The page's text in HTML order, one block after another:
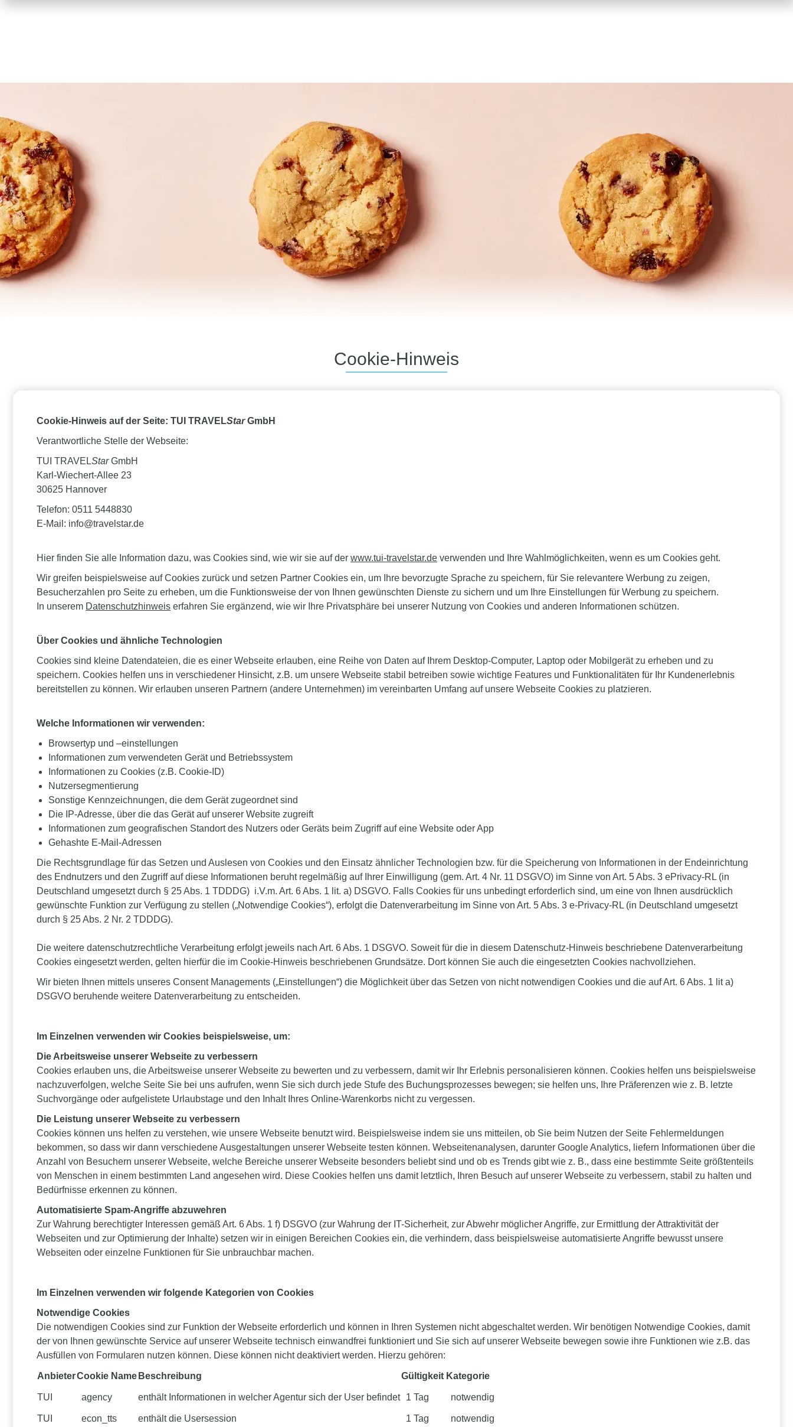
Cookie-Hinweis
Cookie-Hinweis auf der Seite: TUI TRAVELStarGmbH
Verantwortliche Stelle der Webseite:
TUI TRAVELStarGmbH
Karl-Wiechert-Allee 23
30625 Hannover
Telefon: 0511 5448830
E-Mail: info@travelstar.de
Hier finden Sie alle Information dazu, was Cookies sind, wie wir sie auf der www.tui-travelstar.de verwenden und Ihre Wahlmöglichkeiten, wenn es um Cookies geht.
Wir greifen beispielsweise auf Cookies zurück und setzen Partner Cookies ein, um Ihre bevorzugte Sprache zu speichern, für Sie relevantere Werbung zu zeigen,
Besucherzahlen pro Seite zu erheben, um die Funktionsweise der von Ihnen gewünschten Dienste zu sichern und um Ihre Einstellungen für Werbung zu speichern.
In unserem Datenschutzhinweis erfahren Sie ergänzend, wie wir Ihre Privatsphäre bei unserer Nutzung von Cookies und anderen Informationen schützen.
Über Cookies und ähnliche Technologien
Cookies sind kleine Datendateien, die es einer Webseite erlauben, eine Reihe von Daten auf Ihrem Desktop-Computer, Laptop oder Mobilgerät zu erheben und zu
speichern. Cookies helfen uns in verschiedener Hinsicht, z.B. um unsere Webseite stabil betreiben sowie wichtige Features und Funktionalitäten für Ihr Kundenerlebnis
bereitstellen zu können. Wir erlauben unseren Partnern (andere Unternehmen) im vereinbarten Umfang auf unsere Webseite Cookies zu platzieren.
Welche Informationen wir verwenden:
Browsertyp und –einstellungen
Informationen zum verwendeten Gerät und Betriebssystem
Informationen zu Cookies (z.B. Cookie-ID)
Nutzersegmentierung
Sonstige Kennzeichnungen, die dem Gerät zugeordnet sind
Die IP-Adresse, über die das Gerät auf unserer Website zugreift
Informationen zum geografischen Standort des Nutzers oder Geräts beim Zugriff auf eine Website oder App
Gehashte E-Mail-Adressen
Die Rechtsgrundlage für das Setzen und Auslesen von Cookies und den Einsatz ähnlicher Technologien bzw. für die Speicherung von Informationen in der Endeinrichtung
des Endnutzers und den Zugriff auf diese Informationen beruht regelmäßig auf Ihrer Einwilligung (gem. Art. 4 Nr. 11 DSGVO) im Sinne von Art. 5 Abs. 3 ePrivacy-RL (in
Deutschland umgesetzt durch § 25 Abs. 1 TDDDG) i.V.m. Art. 6 Abs. 1 lit. a) DSGVO. Falls Cookies für uns unbedingt erforderlich sind, um eine von Ihnen ausdrücklich
gewünschte Funktion zur Verfügung zu stellen („Notwendige Cookies“), erfolgt die Datenverarbeitung im Sinne von Art. 5 Abs. 3 e-Privacy-RL (in Deutschland umgesetzt
durch § 25 Abs. 2 Nr. 2 TDDDG).
Die weitere datenschutzrechtliche Verarbeitung erfolgt jeweils nach Art. 6 Abs. 1 DSGVO. Soweit für die in diesem Datenschutz-Hinweis beschriebene Datenverarbeitung
Cookies eingesetzt werden, gelten hierfür die im Cookie-Hinweis beschriebenen Grundsätze. Dort können Sie auch die eingesetzten Cookies nachvollziehen.
Wir bieten Ihnen mittels unseres Consent Managements („Einstellungen“) die Möglichkeit über das Setzen von nicht notwendigen Cookies und die auf Art. 6 Abs. 1 lit a)
DSGVO beruhende weitere Datenverarbeitung zu entscheiden.
Im Einzelnen verwenden wir Cookies beispielsweise, um:
Die Arbeitsweise unserer Webseite zu verbessern
Cookies erlauben uns, die Arbeitsweise unserer Webseite zu bewerten und zu verbessern, damit wir Ihr Erlebnis personalisieren können. Cookies helfen uns beispielsweise
nachzuverfolgen, welche Seite Sie bei uns aufrufen, wenn Sie sich durch jede Stufe des Buchungsprozesses bewegen; sie helfen uns, Ihre Präferenzen wie z. B. letzte
Suchvorgänge oder aufgelistete Urlaubstage und den Inhalt Ihres Online-Warenkorbs nicht zu vergessen.
Die Leistung unserer Webseite zu verbessern
Cookies können uns helfen zu verstehen, wie unsere Webseite benutzt wird. Beispielsweise indem sie uns mitteilen, ob Sie beim Nutzen der Seite Fehlermeldungen
bekommen, so dass wir dann verschiedene Ausgestaltungen unserer Webseite testen können. Webseitenanalysen, darunter Google Analytics, liefern Informationen über die
Anzahl von Besuchern unserer Webseite, welche Bereiche unserer Webseite besonders beliebt sind und ob es Trends gibt wie z. B., dass eine bestimmte Seite größtenteils
von Menschen in einem bestimmten Land angesehen wird. Diese Cookies helfen uns damit letztlich, Ihren Besuch auf unserer Webseite zu verbessern, stabil zu halten und
Bedürfnisse erkennen zu können.
Automatisierte Spam-Angriffe abzuwehren
Zur Wahrung berechtigter Interessen gemäß Art. 6 Abs. 1 f) DSGVO (zur Wahrung der IT-Sicherheit, zur Abwehr möglicher Angriffe, zur Ermittlung der Attraktivität der
Webseiten und zur Optimierung der Inhalte) setzen wir in einigen Bereichen Cookies ein, die verhindern, dass beispielsweise automatisierte Angriffe bewusst unsere
Webseiten oder einzelne Funktionen für Sie unbrauchbar machen.
Im Einzelnen verwenden wir folgende Kategorien von Cookies
Notwendige Cookies
Die notwendigen Cookies sind zur Funktion der Webseite erforderlich und können in Ihren Systemen nicht abgeschaltet werden. Wir benötigen Notwendige Cookies, damit
der von Ihnen gewünschte Service auf unserer Webseite technisch einwandfrei funktioniert und Sie sich auf unserer Webseite bewegen sowie ihre Funktionen wie z.B. das
Ausfüllen von Formularen nutzen können. Diese können nicht deaktiviert werden. Hierzu gehören:
AnbieterCookie Name Beschreibung Gültigkeit Kategorie
TUI agency enthält Informationen in welcher Agentur sich der User befindet 1 Tag notwendig
TUI econ_tts enthält die Usersession 1 Tag notwendig